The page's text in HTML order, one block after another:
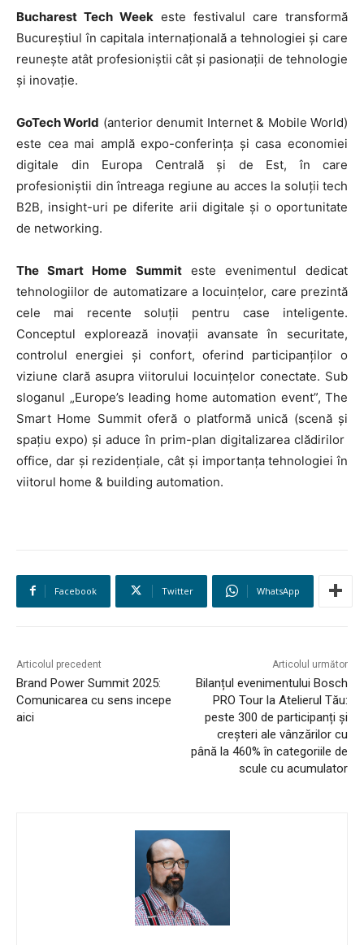
Bucharest Tech Week este festivalul care transformă
Bucureștiul în capitala internațională a tehnologiei și care
reunește atât profesioniștii cât și pasionații de tehnologie
și inovație.
GoTech World (anterior denumit Internet & Mobile World)
este cea mai amplă expo-conferința și casa economiei
digitale din Europa Centrală și de Est, în care
profesioniștii din întreaga regiune au acces la soluții tech
B2B, insight-uri pe diferite arii digitale și o oportunitate
de networking.
The Smart Home Summiteste evenimentul dedicat
tehnologiilor de automatizare a locuințelor, care prezintă
cele mai recente soluții pentru case inteligente.
Conceptul explorează inovații avansate în securitate,
controlul energiei și confort, oferind participanților o
viziune clară asupra viitorului locuințelor conectate. Sub
sloganul „Europe’s leading home automation event”, The
Smart Home Summit oferă o platformă unică (scenă și
spațiu expo) și aduce în prim-plan digitalizarea clădirilor
office, dar și rezidențiale, cât și importanța tehnologiei în
viitorul home & building automation.
Facebook Twitter WhatsApp
Articolul precedent
Brand Power Summit 2025:
Comunicarea cu sens incepe
aici
Articolul următor
Bilanțul evenimentului Bosch
PRO Tour la Atelierul Tău:
peste 300 de participanți și
creșteri ale vânzărilor cu
până la 460% în categoriile de
scule cu acumulator